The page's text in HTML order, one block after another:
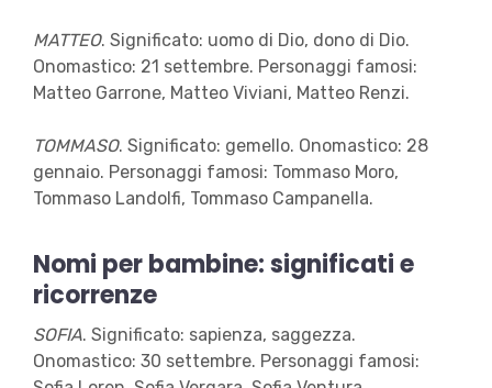
MATTEO. Significato: uomo di Dio, dono di Dio.
Onomastico: 21 settembre. Personaggi famosi:
Matteo Garrone, Matteo Viviani, Matteo Renzi.
TOMMASO. Significato: gemello. Onomastico: 28
gennaio. Personaggi famosi: Tommaso Moro,
Tommaso Landolfi, Tommaso Campanella.
Nomi per bambine: significati e
ricorrenze
SOFIA. Significato: sapienza, saggezza.
Onomastico: 30 settembre. Personaggi famosi: